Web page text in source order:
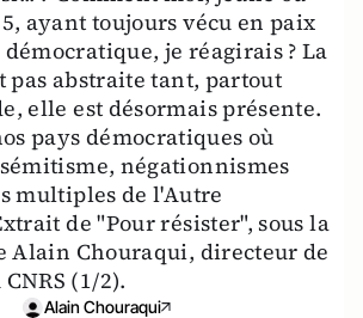
ayant toujours vécu en paix
je réagirais ? La
pas abstraite tant, partout
elle est désormais présente.
pays démocratiques où
négationnismes
multiples de l'Autre
de "Pour résister", sous la
Alain Chouraqui, directeur de
(1/2).
Alain Chouraqui